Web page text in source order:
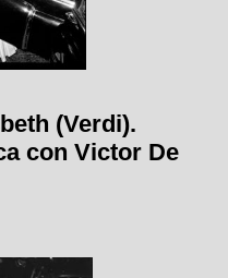
(Verdi).
con Victor De